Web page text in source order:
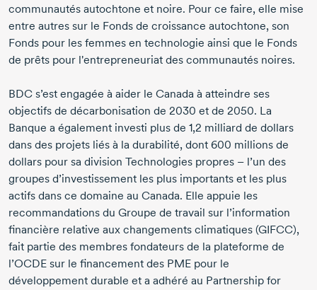
communautés autochtone et noire. Pour ce faire, elle mise
entre autres sur le Fonds de croissance autochtone, son
Fonds pour les femmes en technologie ainsi que le Fonds
de prêts pour l'entrepreneuriat des communautés noires.
BDC s’est engagée à aider le Canada à atteindre ses
objectifs de décarbonisation de 2030 et de 2050. La
Banque a également investi plus de 1,2 milliard de dollars
dans des projets liés à la durabilité, dont 600 millions de
dollars pour sa division Technologies propres – l’un des
groupes d’investissement les plus importants et les plus
actifs dans ce domaine au Canada. Elle appuie les
recommandations du Groupe de travail sur l’information
financière relative aux changements climatiques (GIFCC),
fait partie des membres fondateurs de la plateforme de
l’OCDE sur le financement des PME pour le
développement durable et a adhéré au Partnership for